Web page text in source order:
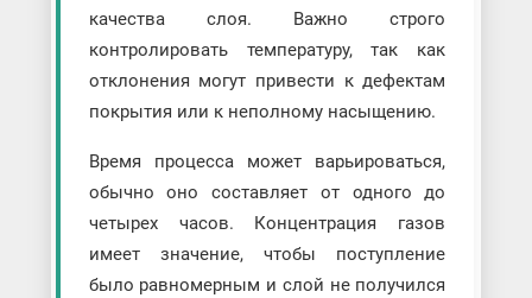
качества слоя. Важно строго
контролировать температуру, так как
отклонения могут привести к дефектам
покрытия или к неполному насыщению.
Время процесса может варьироваться,
обычно оно составляет от одного до
четырех часов. Концентрация газов
имеет значение, чтобы поступление
было равномерным и слой не получился